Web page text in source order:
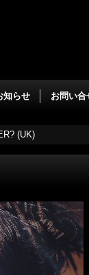
知らせ お問い合
(UK)